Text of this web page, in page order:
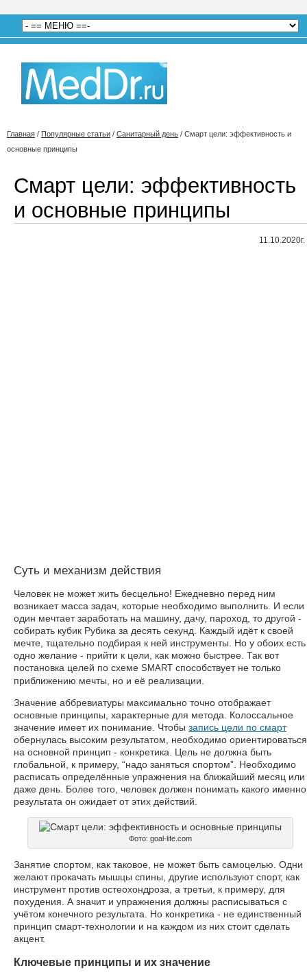
Главная / Популярные статьи / Санитарный день / Смарт цели: эффективность и
основные принципы
Смарт цели: эффективность
и основные принципы
11.10.2020г.
Суть и механизм действия
Человек не может жить бесцельно! Ежедневно перед ним
возникает масса задач, которые необходимо выполнить. И если
один мечтает заработать на машину, дачу, пароход, то другой -
собирать кубик Рубика за десять секунд. Каждый идёт к своей
мечте, тщательно подбирая к ней инструменты. Но у обоих есть
одно желание - прийти к цели, как можно быстрее. Так вот
постановка целей по схеме SMART
способствует не только
приближению мечты, но и её реализации.
Значение аббревиатуры максимально точно отображает
основные принципы, характерные для метода. Колоссальное
значение имеет их понимание. Чтобы запись цели по смарт
обернулась высоким результатом, необходимо ориентироваться
на основной принцип - конкретика. Цель не должна быть
глобальной, к примеру, “надо заняться спортом”. Необходимо
расписать определённые упражнения на ближайший месяц или
даже день. Более того, человек должен понимать какого именно
результата он ожидает от этих действий.
Фото: goal-life.com
Занятие спортом, как таковое, не может быть самоцелью. Одни
желают прокачать мышцы спины, другие используют спорт, как
инструмент против остеохондроза, а третьи, к примеру, для
похудения. А значит и упражнения должны расписываться с
учётом конечного результата. Но конкретика - не единственный
принцип смарт-технологии и на каждом из них стоит сделать
акцент.
Ключевые принципы и их значение